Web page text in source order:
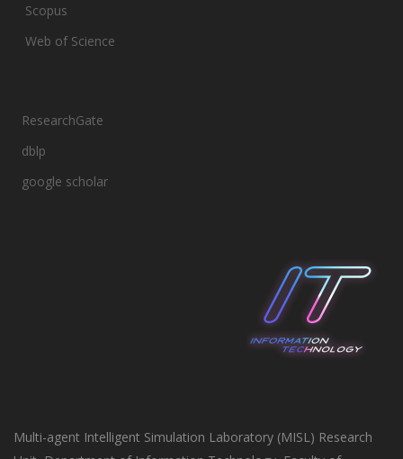
Scopus
Web of Science
ResearchGate
dblp
google scholar
Multi-agent Intelligent Simulation Laboratory (MISL) Research